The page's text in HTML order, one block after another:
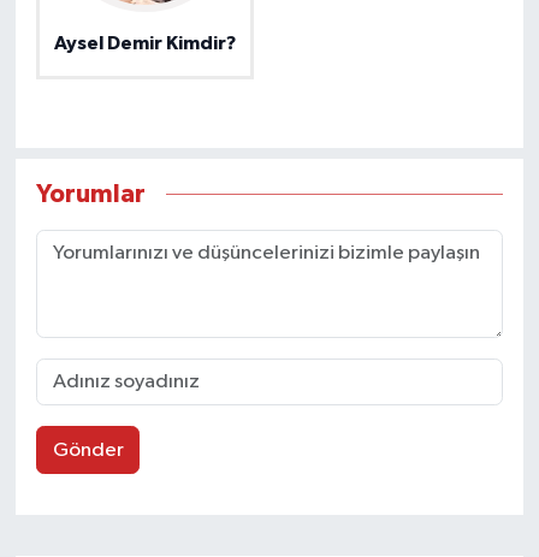
Aysel Demir Kimdir?
Yorumlar
Gönder